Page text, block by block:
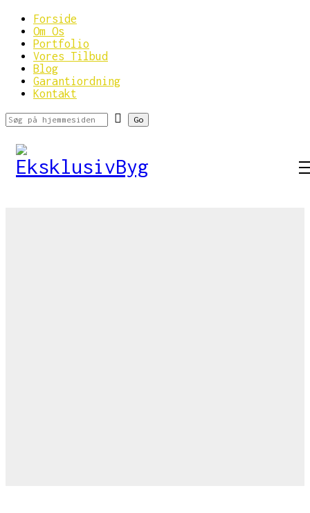
Forside
Om Os
Portfolio
Vores Tilbud
Blog
Garantiordning
Kontakt